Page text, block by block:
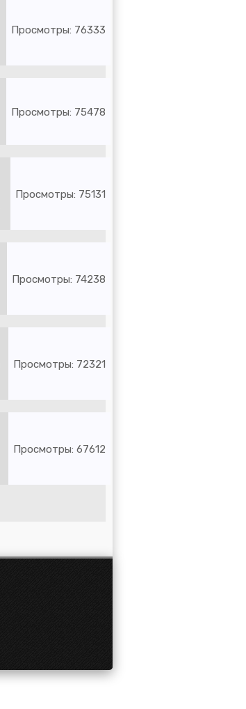
Просмотры: 76333
Просмотры: 75478
Просмотры: 75131
Просмотры: 74238
Просмотры: 72321
Просмотры: 67612